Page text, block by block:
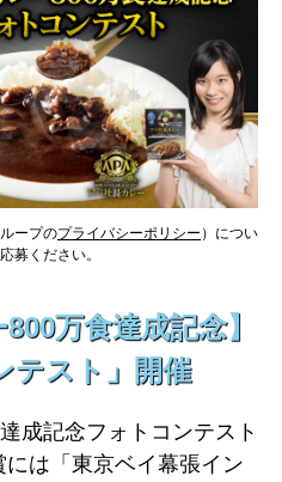
ープのプライバシーポリシー ）につい
募ください。
万食達成記念】
テスト」開催
成記念フォトコンテスト
は「東京ベイ幕張イン